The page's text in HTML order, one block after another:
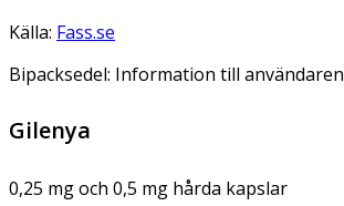
Källa: Fass.se
Bipacksedel: Information till användaren
Gilenya
0,25 mg och 0,5 mg hårda kapslar